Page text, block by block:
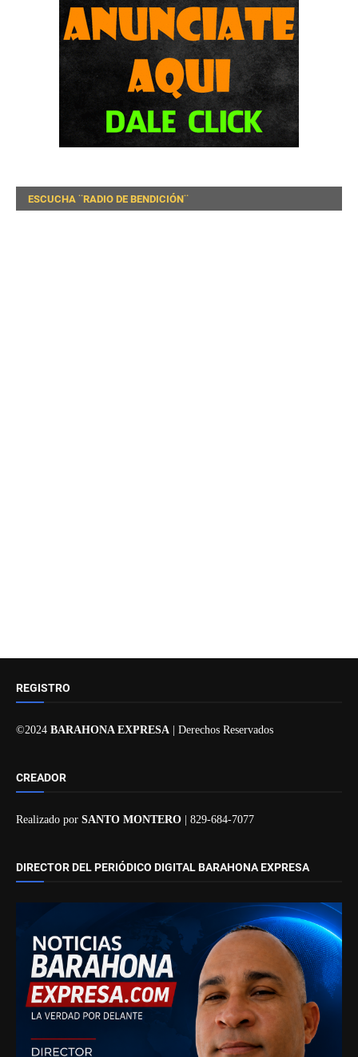
ESCUCHA ¨RADIO DE BENDICIÓN¨
REGISTRO
©2024 BARAHONA EXPRESA | Derechos Reservados
CREADOR
Realizado por SANTO MONTERO | 829-684-7077
DIRECTOR DEL PERIÓDICO DIGITAL BARAHONA EXPRESA